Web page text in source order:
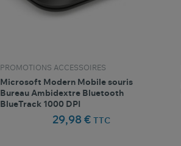
PROMOTIONS ACCESSOIRES
Microsoft Modern Mobile souris
Bureau Ambidextre Bluetooth
BlueTrack 1000 DPI
29,98 €TTC